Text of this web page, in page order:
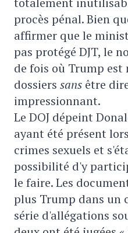
procès pénal. Bien
affirmer que le
pas protégé DJT, le
de fois où Trump est
dossiers sans être
impressionnant.
Le DOJ dépeint
ayant été présent
crimes sexuels et
possibilité d'y
le faire. Les
plus Trump dans un
série d'allégations